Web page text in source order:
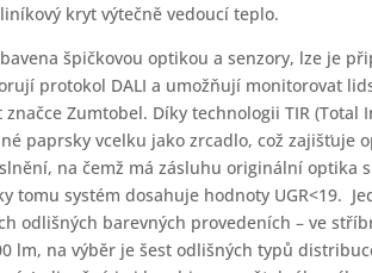
kryt výtečně vedoucí teplo.
špičkovou optikou a senzory, lze je
protokol DALI a umožňují monitorovat
Zumtobel. Díky technologii TIR
paprsky vcelku jako zrcadlo, což
na čemž má zásluhu originální optika
tomu systém dosahuje hodnoty UGR<19.
odlišných barevných provedeních – ve
lm, na výběr je šest odlišných typů